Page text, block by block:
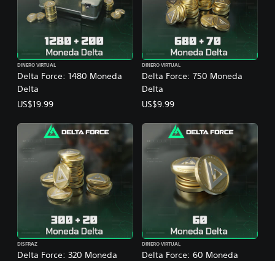
Delta Force: 1480 Moneda
Delta
DINERO VIRTUAL
US$19.99
Delta Force: 750 Moneda
Delta
DINERO VIRTUAL
US$9.99
Delta Force: 320 Moneda
DISFRAZ
Delta Force: 60 Moneda
DINERO VIRTUAL